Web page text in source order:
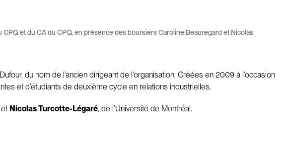
et du CA du CPQ, en présence des boursiers Caroline Beauregard et Nicolas
du nom de l’ancien dirigeant de l’organisation. Créées en 2009 à l’occasion
et d’étudiants de deuxième cycle en relations industrielles.
et Nicolas Turcotte-Légaré, de l’Université de Montréal.